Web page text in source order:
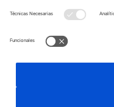
situaciones
contacto: